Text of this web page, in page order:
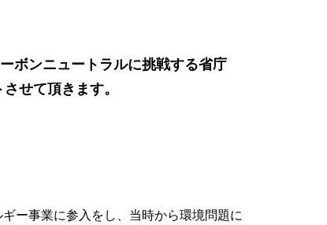
ボンニュートラルに挑戦する省庁
せて頂きます。
ー事業に参入をし、当時から環境問題に